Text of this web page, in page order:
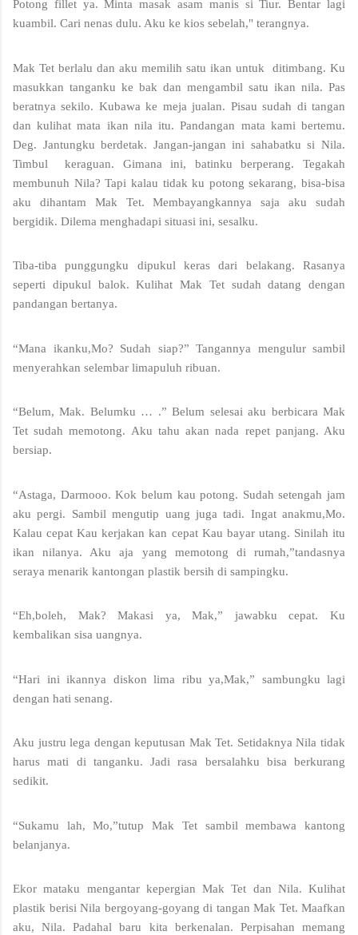
Potong fillet ya. Minta masak asam manis si Tiur. Bentar lagi
kuambil. Cari nenas dulu. Aku ke kios sebelah," terangnya.
Mak Tet berlalu dan aku memilih satu ikan untuk  ditimbang. Ku
masukkan tanganku ke bak dan mengambil satu ikan nila. Pas
beratnya sekilo. Kubawa ke meja jualan. Pisau sudah di tangan
dan kulihat mata ikan nila itu. Pandangan mata kami bertemu.
Deg. Jantungku berdetak. Jangan-jangan ini sahabatku si Nila.
Timbul  keraguan. Gimana ini, batinku berperang. Tegakah
membunuh Nila? Tapi kalau tidak ku potong sekarang, bisa-bisa
aku dihantam Mak Tet. Membayangkannya saja aku sudah
bergidik. Dilema menghadapi situasi ini, sesalku.
Tiba-tiba punggungku dipukul keras dari belakang. Rasanya
seperti dipukul balok. Kulihat Mak Tet sudah datang dengan
pandangan bertanya.
“Mana ikanku,Mo? Sudah siap?” Tangannya mengulur sambil
menyerahkan selembar limapuluh ribuan.
“Belum, Mak. Belumku … .” Belum selesai aku berbicara Mak
Tet sudah memotong. Aku tahu akan nada repet panjang. Aku
bersiap.
“Astaga, Darmooo. Kok belum kau potong. Sudah setengah jam
aku pergi. Sambil mengutip uang juga tadi. Ingat anakmu,Mo.
Kalau cepat Kau kerjakan kan cepat Kau bayar utang. Sinilah itu
ikan nilanya. Aku aja yang memotong di rumah,”tandasnya
seraya menarik kantongan plastik bersih di sampingku.
“Eh,boleh, Mak? Makasi ya, Mak,” jawabku cepat. Ku
kembalikan sisa uangnya.
“Hari ini ikannya diskon lima ribu ya,Mak,” sambungku lagi
dengan hati senang.
Aku justru lega dengan keputusan Mak Tet. Setidaknya Nila tidak
harus mati di tanganku. Jadi rasa bersalahku bisa berkurang
sedikit.
“Sukamu lah, Mo,”tutup Mak Tet sambil membawa kantong
belanjanya.
Ekor mataku mengantar kepergian Mak Tet dan Nila. Kulihat
plastik berisi Nila bergoyang-goyang di tangan Mak Tet. Maafkan
aku, Nila. Padahal baru kita berkenalan. Perpisahan memang